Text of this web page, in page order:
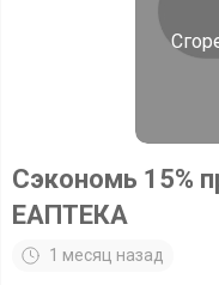
Сэкономь 15%
ЕАПТЕКА
1 месяц назад